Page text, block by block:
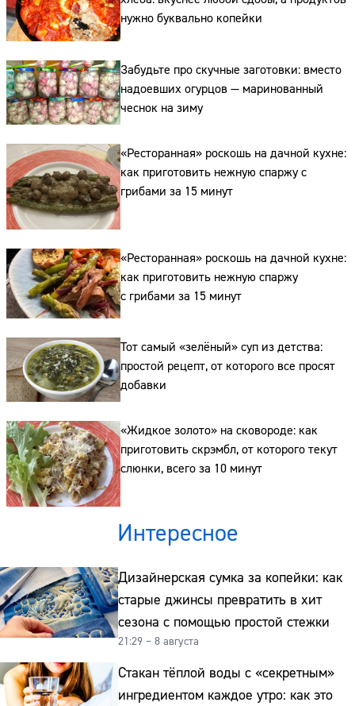
нужно буквально копейки
Забудьте про скучные заготовки: вместо
надоевших огурцов — маринованный
чеснок на зиму
«Ресторанная» роскошь на дачной кухне:
как приготовить нежную спаржу с
грибами за 15 минут
«Ресторанная» роскошь на дачной кухне:
как приготовить нежную спаржу
с грибами за 15 минут
Тот самый «зелёный» суп из детства:
простой рецепт, от которого все просят
добавки
«Жидкое золото» на сковороде: как
приготовить скрэмбл, от которого текут
слюнки, всего за 10 минут
Интересное
Дизайнерская сумка за копейки: как
старые джинсы превратить в хит
сезона с помощью простой стежки
21:29 – 8 августа
Стакан тёплой воды с «секретным»
ингредиентом каждое утро: как это
Сайт:
Адрес: